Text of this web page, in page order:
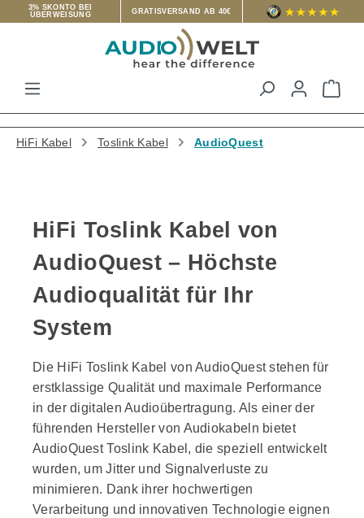
3% SKONTO BEI
ÜBERWEISUNG
GRATISVERSAND AB 40€
HiFi Kabel Toslink Kabel AudioQuest
HiFi Toslink Kabel von
AudioQuest – Höchste
Audioqualität für Ihr
System
Die HiFi Toslink Kabel von AudioQuest stehen für
erstklassige Qualität und maximale Performance
in der digitalen Audioübertragung. Als einer der
führenden Hersteller von Audiokabeln bietet
AudioQuest Toslink Kabel, die speziell entwickelt
wurden, um Jitter und Signalverluste zu
minimieren. Dank ihrer hochwertigen
Verarbeitung und innovativen Technologie eignen